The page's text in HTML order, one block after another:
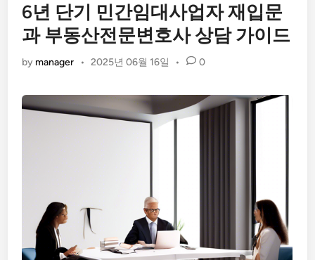
6년 단기 민간임대사업자 재입문
과 부동산전문변호사 상담 가이드
by manager • 2025년 06월 16일 • 0